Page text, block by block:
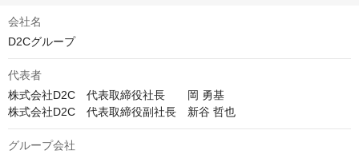
会社名
D2Cグループ
代表者
株式会社D2C　代表取締役社長　　岡 勇基
グループ会社